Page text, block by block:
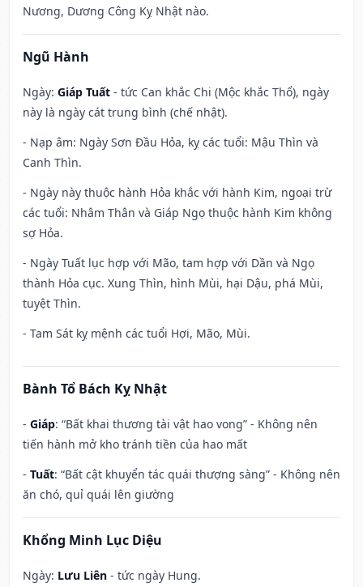
Nương, Dương Công Kỵ Nhật nào.
Ngũ Hành
Ngày: Giáp Tuất - tức Can khắc Chi (Mộc khắc Thổ), ngày
này là ngày cát trung bình (chế nhật).
- Nạp âm: Ngày Sơn Đầu Hỏa, kỵ các tuổi: Mậu Thìn và
Canh Thìn.
- Ngày này thuộc hành Hỏa khắc với hành Kim, ngoại trừ
các tuổi: Nhâm Thân và Giáp Ngọ thuộc hành Kim không
sợ Hỏa.
- Ngày Tuất lục hợp với Mão, tam hợp với Dần và Ngọ
thành Hỏa cục. Xung Thìn, hình Mùi, hại Dậu, phá Mùi,
tuyệt Thìn.
- Tam Sát kỵ mệnh các tuổi Hợi, Mão, Mùi.
Bành Tổ Bách Kỵ Nhật
- Giáp: “Bất khai thương tài vật hao vong” - Không nên
tiến hành mở kho tránh tiền của hao mất
- Tuất: “Bất cật khuyển tác quái thượng sàng” - Không nên
ăn chó, quỉ quái lên giường
Khổng Minh Lục Diệu
Ngày: Lưu Liên - tức ngày Hung.